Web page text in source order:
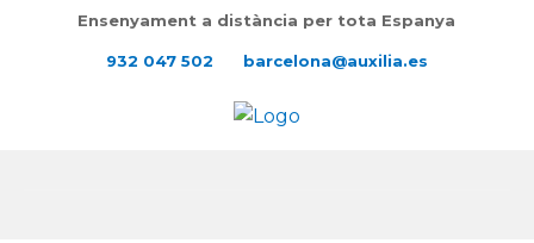
Ensenyament a distància per tota Espanya
932 047 502 barcelona@auxilia.es